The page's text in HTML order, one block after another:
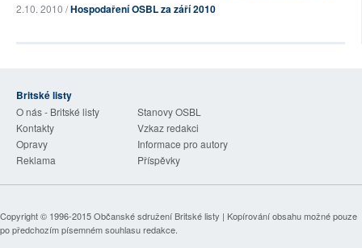
2.10. 2010 /Hospodaření OSBL za září 2010
Britské listy
O nás - Britské listy
Stanovy OSBL
Kontakty
Vzkaz redakci
Opravy
Informace pro autory
Reklama
Příspěvky
Copyright © 1996-2015Občanské sdružení Britské listy | Kopírování obsahu možné pouze
po předchozím písemném souhlasu redakce.